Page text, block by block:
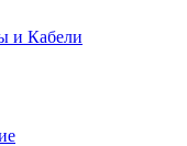
и Кабели